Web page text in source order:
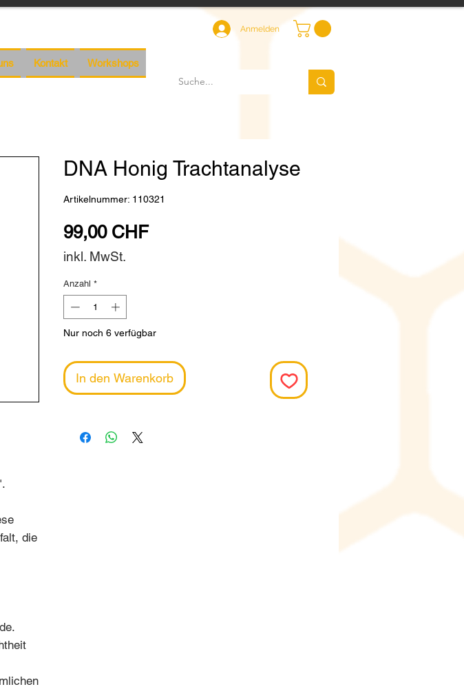
Anmelden
Kontakt Workshops
die
DNA Honig Trachtanalyse
Artikelnummer: 110321
99,00 CHFPreis
inkl. MwSt.
Anzahl *
Nur noch 6 verfügbar
In den Warenkorb